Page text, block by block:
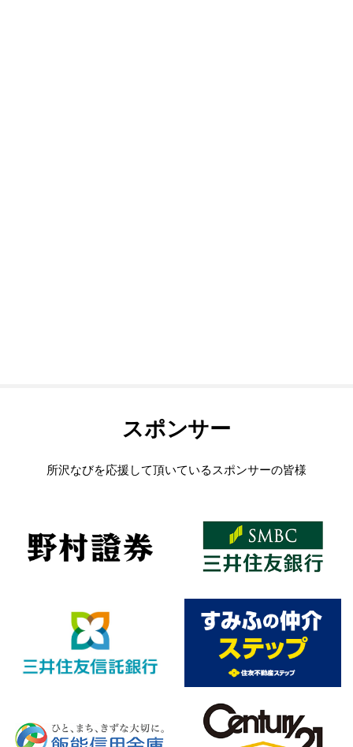
スポンサー
所沢なびを応援して頂いているスポンサーの皆様